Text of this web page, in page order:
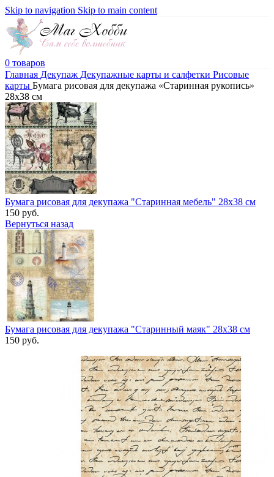
Skip to navigation Skip to main content
0 товаров
Главная Декупаж Декупажные карты и салфетки Рисовые
карты Бумага рисовая для декупажа «Старинная рукопись»
28х38 см
Бумага рисовая для декупажа "Старинная мебель" 28х38 см
150 руб.
Вернуться назад
Бумага рисовая для декупажа "Старинный маяк" 28х38 см
150 руб.